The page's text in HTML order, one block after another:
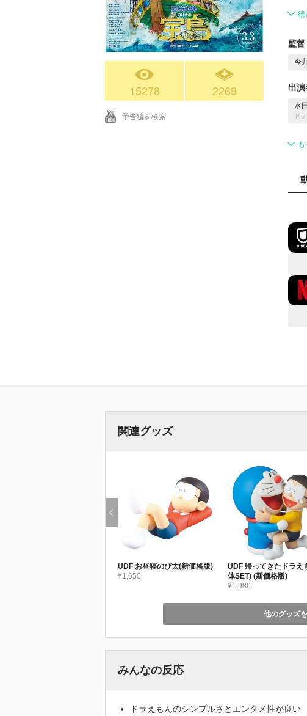
15278 2269
予告編を検索
続
監督
今
出演
水
ド
関連グッズ
UDF お昼寝のび太(新価格版)
¥1,650
UDF 帰ってきたドラえ
体SET) (新価格版)
¥1,980
他のグッズ
みんなの反応
ドラえもんのシンプルさとエンタメ性が良い